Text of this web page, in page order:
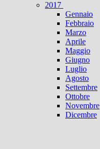
2017
Gennaio
Febbraio
Marzo
Aprile
Maggio
Giugno
Luglio
Agosto
Settembre
Ottobre
Novembre
Dicembre